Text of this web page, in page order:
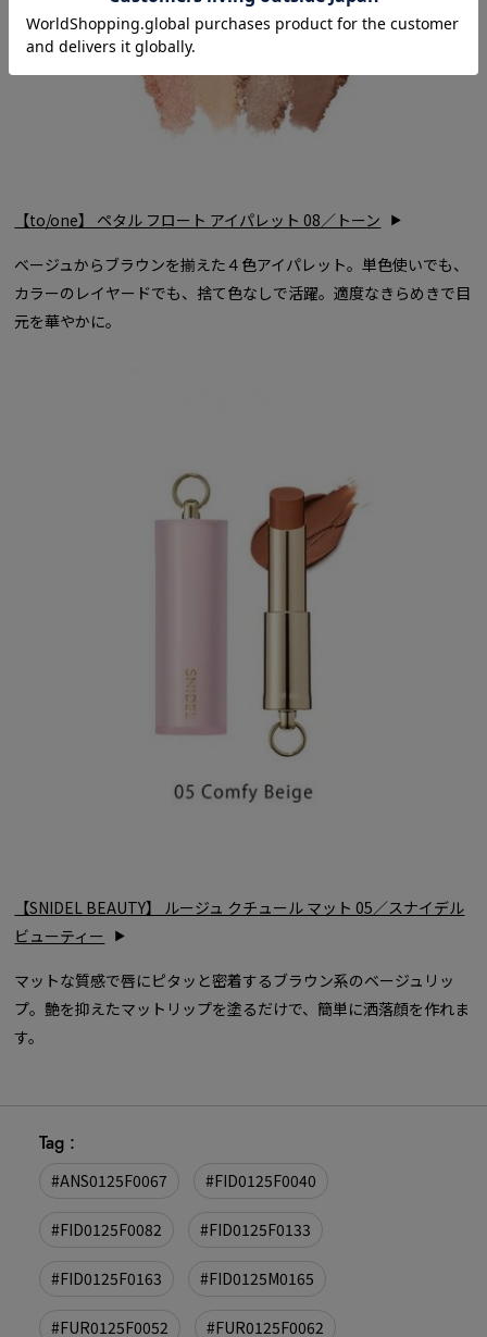
【to/one】 ペタル フロート アイパレット 08／トーン
ベージュからブラウンを揃えた４色アイパレット。単色使いでも、
カラーのレイヤードでも、捨て色なしで活躍。適度なきらめきで目
元を華やかに。
【SNIDEL BEAUTY】 ルージュ クチュール マット 05／スナイデル
ビューティー
マットな質感で唇にピタッと密着するブラウン系のベージュリッ
プ。艶を抑えたマットリップを塗るだけで、簡単に洒落顔を作れま
す。
Tag :
#ANS0125F0067 #FID0125F0040
#FID0125F0082 #FID0125F0133
#FID0125F0163 #FID0125M0165
#FUR0125F0052 #FUR0125F0062